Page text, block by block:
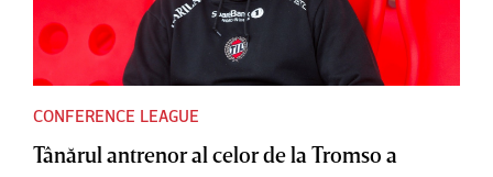
CONFERENCE LEAGUE
Tânărul antrenor al celor de la Tromso a